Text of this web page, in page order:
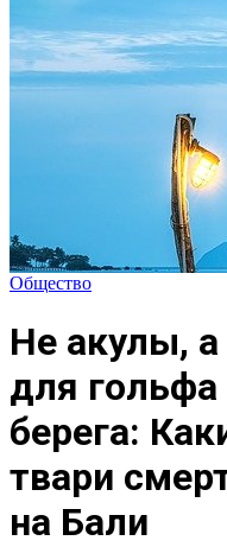
Общество
Не акулы,
для
берега:
твари
на Бали